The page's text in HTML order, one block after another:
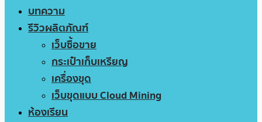
บทความ
รีวิวผลิตภัณฑ์
เว็บซื้อขาย
กระเป๋าเก็บเหรียญ
เครื่องขุด
เว็บขุดแบบ Cloud Mining
ห้องเรียน